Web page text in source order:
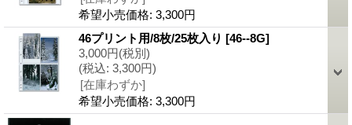
希望小売価格: 3,300円
46プリント用/8枚/25枚入り [46--8G]
3,000円(税別)
(税込: 3,300円)
[在庫わずか]
希望小売価格: 3,300円